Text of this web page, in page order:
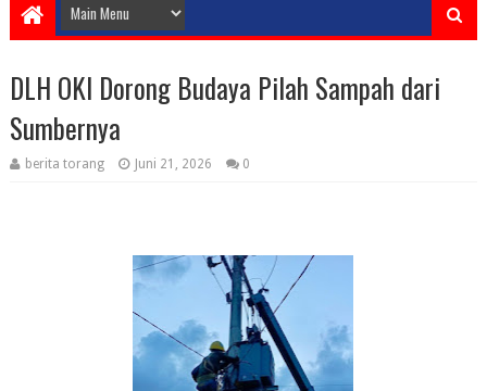
DLH OKI Dorong Budaya Pilah Sampah dari
Sumbernya
berita torang Juni 21, 2026 0